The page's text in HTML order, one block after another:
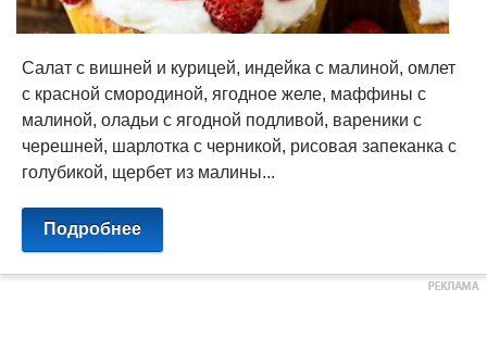
Салат с вишней и курицей, индейка с малиной, омлет
с красной смородиной, ягодное желе, маффины с
малиной, оладьи с ягодной подливой, вареники с
черешней, шарлотка с черникой, рисовая запеканка с
голубикой, щербет из малины...
Подробнее